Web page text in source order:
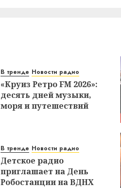
В тренде Новости радио
«Круиз Ретро FM 2026»:
десять дней музыки,
моря и путешествий
В тренде Новости радио
Детское радио
приглашает на День
Робостанции на ВДНХ